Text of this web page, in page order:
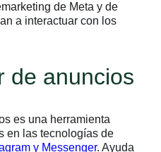
de Meta y de
a interactuar con los
de anuncios
es una herramienta
en las tecnologías de
y Messenger. Ayuda